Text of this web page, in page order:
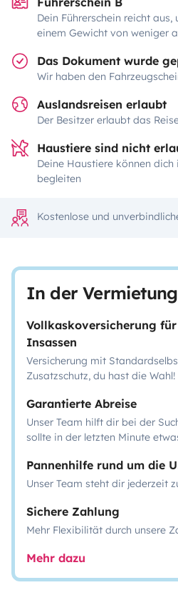
Dein Führerschein reicht
einem Gewicht von weniger
Das Dokument wurde
Wir haben den
Auslandsreisen erlaubt
Der Besitzer erlaubt das
Haustiere sind nicht
Deine Haustiere können
begleiten
Kostenlose und
In der
Vollkaskoversicherung
Insassen
Versicherung mit
Zusatzschutz, du hast die Wahl!
Garantierte Abreise
Unser Team hilft dir bei der
sollte in der letzten Minute
Pannenhilfe rund um die
Unser Team steht dir jederzeit
Sichere Zahlung
Mehr Flexibilität durch unsere
Mehr dazu